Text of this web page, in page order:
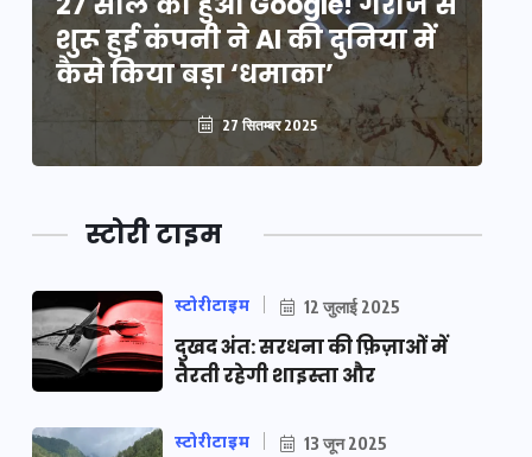
शुरू हुई कंपनी ने AI की दुनिया में
कैसे किया बड़ा ‘धमाका’
27 सितम्बर 2025
स्टोरी टाइम
स्टोरीटाइम 12 जुलाई 2025
दुखद अंत: सरधना की फ़िज़ाओं में
तैरती रहेगी शाइस्ता और
स्टोरीटाइम 13 जून 2025